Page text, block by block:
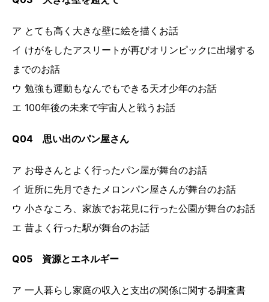
ア とても高く大きな壁に絵を描くお話
イ けがをしたアスリートが再びオリンピックに出場する
までのお話
ウ 勉強も運動もなんでもできる天才少年のお話
エ 100年後の未来で宇宙人と戦うお話
Q04 思い出のパン屋さん
ア お母さんとよく行ったパン屋が舞台のお話
イ 近所に先月できたメロンパン屋さんが舞台のお話
ウ 小さなころ、家族でお花見に行った公園が舞台のお話
エ 昔よく行った駅が舞台のお話
Q05 資源とエネルギー
ア 一人暮らし家庭の収入と支出の関係に関する調査書